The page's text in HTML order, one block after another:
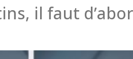
il faut